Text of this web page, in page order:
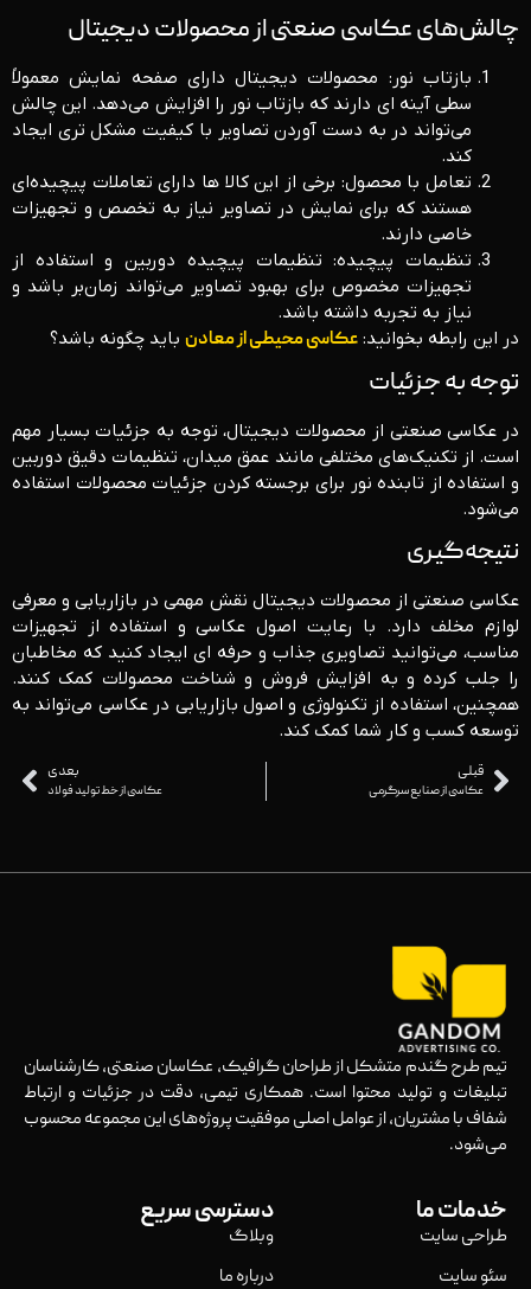
چالش‌های عکاسی صنعتی از محصولات دیجیتال
بازتاب نور: محصولات دیجیتال دارای صفحه نمایش معمولاً
سطی آینه ‌ای دارند که بازتاب نور را افزایش می‌دهد. این چالش
می‌تواند در به دست آوردن تصاویر با کیفیت مشکل ‌تری ایجاد
کند.
تعامل با محصول: برخی از این کالا ها دارای تعاملات پیچیده‌ای
هستند که برای نمایش در تصاویر نیاز به تخصص و تجهیزات
خاصی دارند.
تنظیمات پیچیده: تنظیمات پیچیده دوربین و استفاده از
تجهیزات مخصوص برای بهبود تصاویر می‌تواند زمان‌بر باشد و
نیاز به تجربه داشته باشد.
در این رابطه بخوانید: عکاسی محیطی از معادن باید چگونه باشد؟
توجه به جزئیات
در عکاسی صنعتی از محصولات دیجیتال، توجه به جزئیات بسیار مهم
است. از تکنیک‌های مختلفی مانند عمق میدان، تنظیمات دقیق دوربین
و استفاده از تابنده نور برای برجسته کردن جزئیات محصولات استفاده
می‌شود.
نتیجه‌گیری
عکاسی صنعتی از محصولات دیجیتال نقش مهمی در بازاریابی و معرفی
لوازم مخلف دارد. با رعایت اصول عکاسی و استفاده از تجهیزات
مناسب، می‌توانید تصاویری جذاب و حرفه‌ ای ایجاد کنید که مخاطبان
را جلب کرده و به افزایش فروش و شناخت محصولات کمک کنند.
همچنین، استفاده از تکنولوژی و اصول بازاریابی در عکاسی می‌تواند به
توسعه کسب و کار شما کمک کند.
قبلی
عکاسی از صنایع سرگرمی
بعدی
عکاسی از خط تولید فولاد
تیم طرح گندم متشکل از طراحان گرافیک، عکاسان صنعتی، کارشناسان
تبلیغات و تولید محتوا است. همکاری تیمی، دقت در جزئیات و ارتباط
شفاف با مشتریان، از عوامل اصلی موفقیت پروژه‌های این مجموعه محسوب
می‌شود.
خدمات ما
طراحی سایت
سئو سایت
دسترسی سریع
وبلاگ
درباره ما